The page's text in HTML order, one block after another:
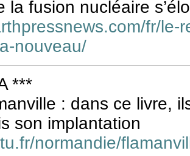
la fusion nucléaire
fr/le-
nouveau/
***
: dans ce livre,
son implantation
normandie/